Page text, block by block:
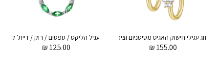
155.00
₪
125.00
₪